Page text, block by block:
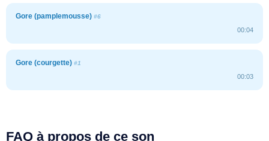
Gore (pamplemousse) #6
00:04
Gore (courgette) #1
00:03
FAQ à propos de ce son